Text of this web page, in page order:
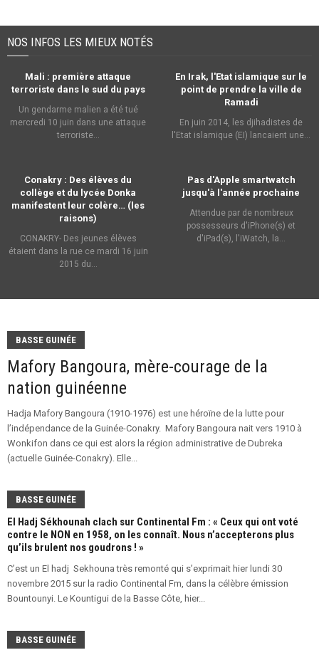
NOS INFOS LES MIEUX NOTÉS
Mali : première attaque
terroriste dans le sud du pays
Un gendarme malien a été tué
mercredi 10 juin dans une attaque
terroriste...
En Irak, l'Etat islamique sur le
point de prendre la ville de
Ramadi
En juin 2014, les djihadistes de
l'Etat islamique (EI) lancaient une...
Conakry : Des élèves du
collège et du lycée Donka
manifestent leur colère… (les
raisons)
CONAKRY- Des jeunes élèves
étaient dans la rue ce mardi 16 juin
2015 du...
Pas d'Apple smartwatch
jusqu'à l'année prochaine
Attendue par de nombreux
possesseurs d'iPhone(s) et
d'iPad(s), l'iWatch, la...
BASSE GUINÉE
Mafory Bangoura, mère-courage de la
nation guinéenne
Hadja Mafory Bangoura (1910-1976) est une héroïne de la lutte pour
l’indépendance de la Guinée-Conakry. Mafory Bangoura nait vers 1910 à
Wonkifon dans ce qui est alors la région administrative de Dubreka
(actuelle Guinée-Conakry). Elle...
BASSE GUINÉE
El Hadj Sékhounah clach sur Continental Fm : « Ceux qui ont voté
contre le NON en 1958, on les connaît. Nous n’accepterons plus
qu’ils brulent nos goudrons ! »
C’est un El hadj Sekhouna très remonté qui s’exprimait hier lundi 30
novembre 2015 sur la radio Continental Fm, dans la célèbre émission
Bountounyi. Le Kountigui de la Basse Côte, hier...
BASSE GUINÉE